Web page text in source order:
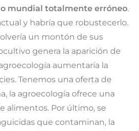
mundial totalmente erróneo.
y habría que robustecerlo.
un montón de sus
genera la aparición de
aumentaría la
Tenemos una oferta de
la agroecología ofrece una
alimentos. Por último, se
que contaminan, la